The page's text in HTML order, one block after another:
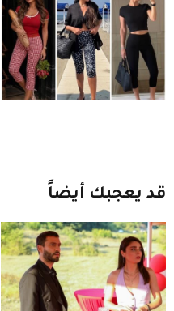
قد يعجبك أيضاً